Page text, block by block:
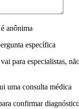
anônima
específica
para especialistas,
uma consulta médica
confirmar